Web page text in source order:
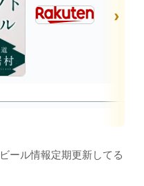
ール情報定期更新してる